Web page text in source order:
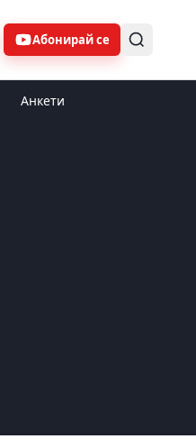
Абонирай се
Анкети